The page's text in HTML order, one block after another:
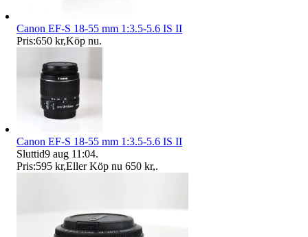
Canon EF-S 18-55 mm 1:3.5-5.6 IS II
Pris:650 kr,Köp nu.
Canon EF-S 18-55 mm 1:3.5-5.6 IS II
Sluttid9 aug 11:04.
Pris:595 kr,Eller Köp nu 650 kr,.